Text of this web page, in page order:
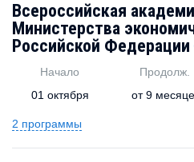
Всероссийская
Министерства
Российской Федерации
Начало
01 октября
Продолж.
от9
2 программы